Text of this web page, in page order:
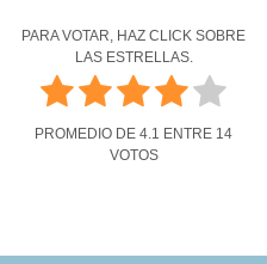
PARA VOTAR, HAZ CLICK SOBRE
LAS ESTRELLAS.
PROMEDIO DE 4.1 ENTRE 14
VOTOS